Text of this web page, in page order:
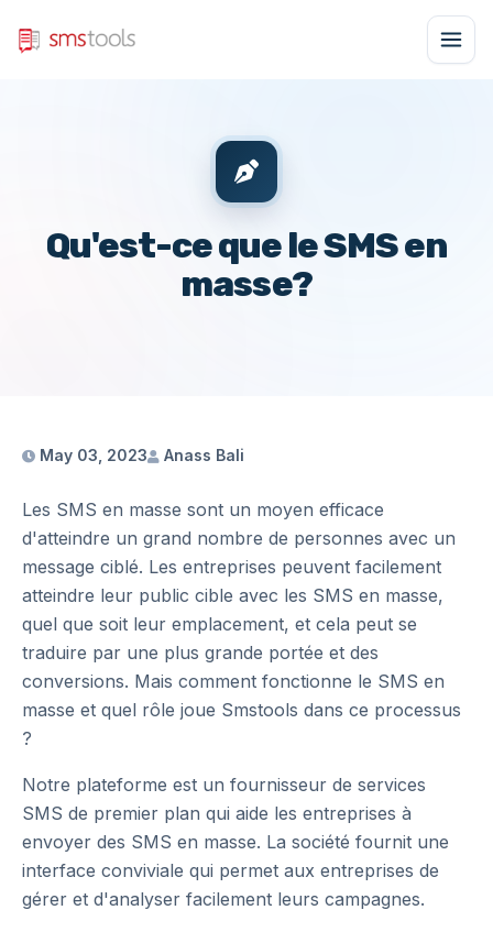
Qu'est-ce que le SMS en
masse?
May 03, 2023 Anass Bali
Les SMS en masse sont un moyen efficace
d'atteindre un grand nombre de personnes avec un
message ciblé. Les entreprises peuvent facilement
atteindre leur public cible avec les SMS en masse,
quel que soit leur emplacement, et cela peut se
traduire par une plus grande portée et des
conversions. Mais comment fonctionne le SMS en
masse et quel rôle joue Smstools dans ce processus
?
Notre plateforme est un fournisseur de services
SMS de premier plan qui aide les entreprises à
envoyer des SMS en masse. La société fournit une
interface conviviale qui permet aux entreprises de
gérer et d'analyser facilement leurs campagnes.